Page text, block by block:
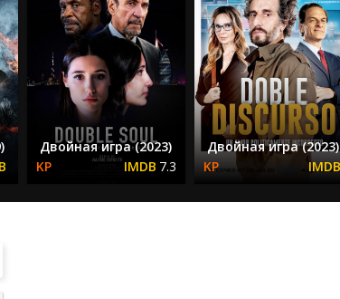
Двойная игра (2023)
7.3
Двойная игра (2023)